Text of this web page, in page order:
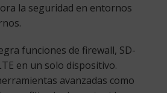
la seguridad en entornos
funciones de firewall, SD-
en un solo dispositivo.
avanzadas como